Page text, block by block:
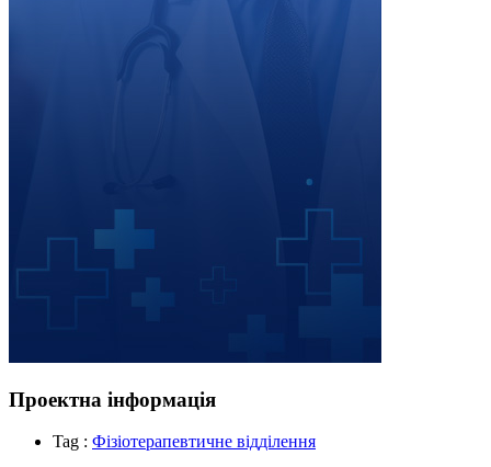
Проектна інформація
Tag : Фізіотерапевтичне відділення